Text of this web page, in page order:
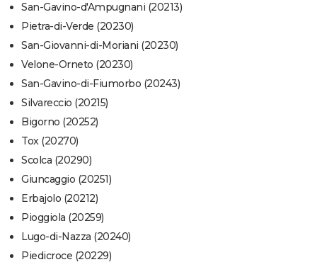
San-Gavino-d'Ampugnani (20213)
Pietra-di-Verde (20230)
San-Giovanni-di-Moriani (20230)
Velone-Orneto (20230)
San-Gavino-di-Fiumorbo (20243)
Silvareccio (20215)
Bigorno (20252)
Tox (20270)
Scolca (20290)
Giuncaggio (20251)
Erbajolo (20212)
Pioggiola (20259)
Lugo-di-Nazza (20240)
Piedicroce (20229)